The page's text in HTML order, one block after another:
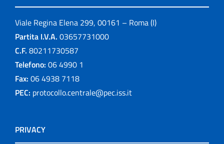
Viale Regina Elena 299, 00161 – Roma (I)
Partita I.V.A. 03657731000
C.F. 80211730587
Telefono: 06 4990 1
Fax: 06 4938 7118
PEC: protocollo.centrale@pec.iss.it
PRIVACY